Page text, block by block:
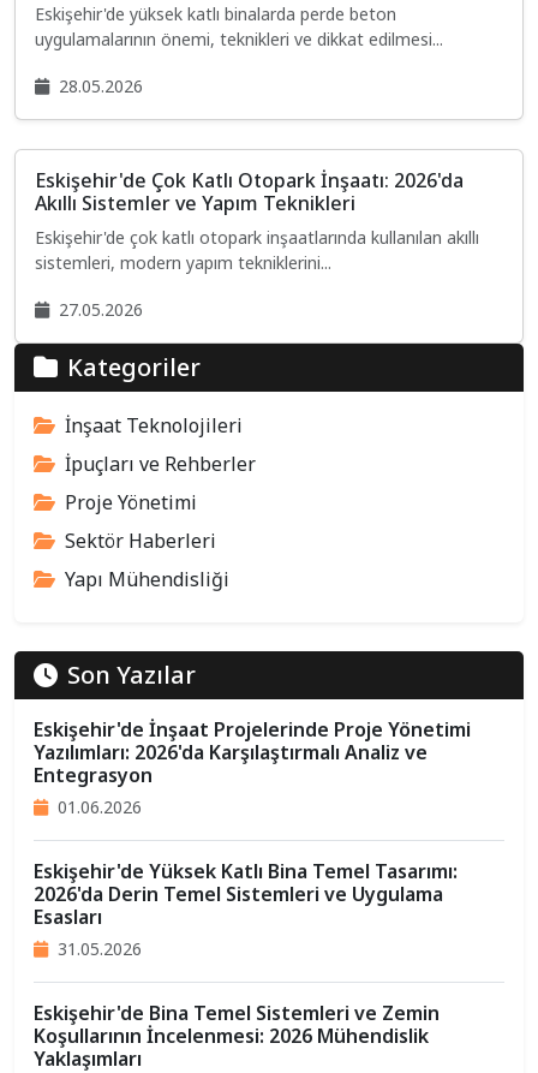
Eskişehir'de yüksek katlı binalarda perde beton
uygulamalarının önemi, teknikleri ve dikkat edilmesi...
28.05.2026
Eskişehir'de Çok Katlı Otopark İnşaatı: 2026'da
Akıllı Sistemler ve Yapım Teknikleri
Eskişehir'de çok katlı otopark inşaatlarında kullanılan akıllı
sistemleri, modern yapım tekniklerini...
27.05.2026
Kategoriler
İnşaat Teknolojileri
İpuçları ve Rehberler
Proje Yönetimi
Sektör Haberleri
Yapı Mühendisliği
Son Yazılar
Eskişehir'de İnşaat Projelerinde Proje Yönetimi
Yazılımları: 2026'da Karşılaştırmalı Analiz ve
Entegrasyon
01.06.2026
Eskişehir'de Yüksek Katlı Bina Temel Tasarımı:
2026'da Derin Temel Sistemleri ve Uygulama
Esasları
31.05.2026
Eskişehir'de Bina Temel Sistemleri ve Zemin
Koşullarının İncelenmesi: 2026 Mühendislik
Yaklaşımları